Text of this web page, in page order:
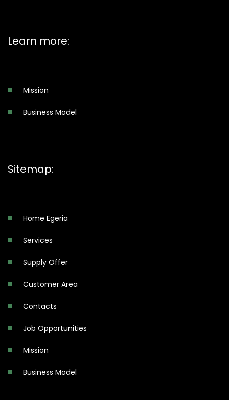
Learn more:
Mission
Business Model
Sitemap:
Home Egeria
Services
Supply Offer
Customer Area
Contacts
Job Opportunities
Mission
Business Model